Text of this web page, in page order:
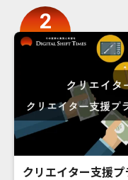
クリエイター支援